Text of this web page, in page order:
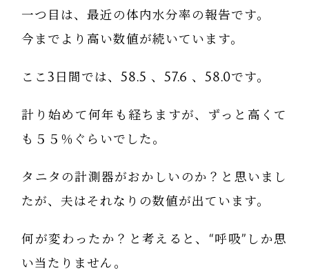
一つ目は、最近の体内水分率の報告です。
今までより高い数値が続いています。
ここ3日間では、58.5 、57.6 、58.0です。
計り始めて何年も経ちますが、ずっと高くて
も５５％ぐらいでした。
タニタの計測器がおかしいのか？と思いまし
たが、夫はそれなりの数値が出ています。
何が変わったか？と考えると、“呼吸”しか思
い当たりません。